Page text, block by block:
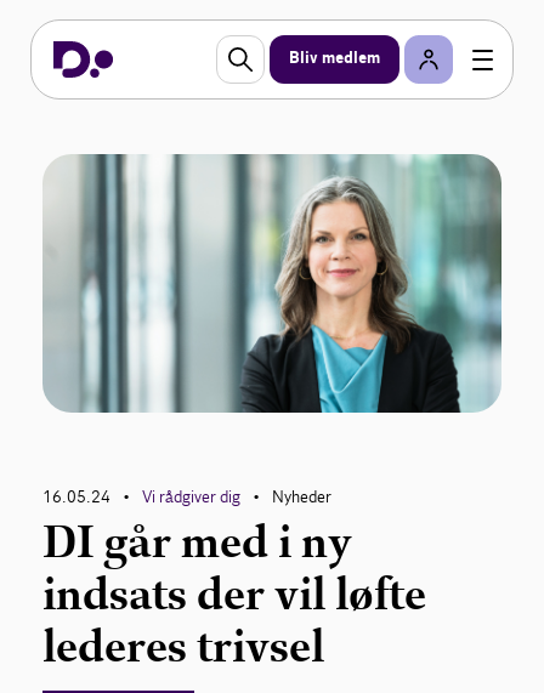
Bliv medlem
16.05.24 • Vi rådgiver dig • Nyheder
DI går med i ny
indsats der vil løfte
lederes trivsel